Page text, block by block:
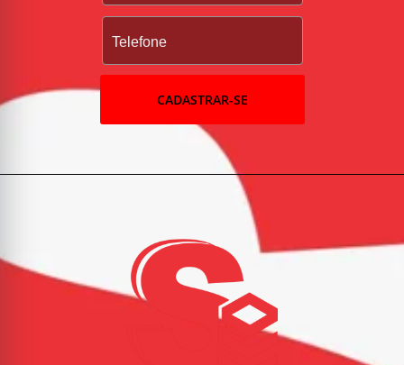
CADASTRAR-SE